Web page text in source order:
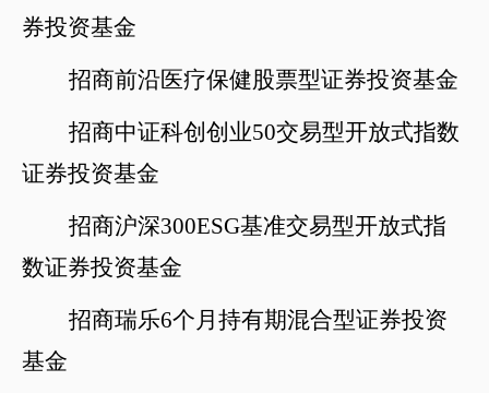
券投资基金
招商前沿医疗保健股票型证券投资基金
招商中证科创创业50交易型开放式指数
证券投资基金
招商沪深300ESG基准交易型开放式指
数证券投资基金
招商瑞乐6个月持有期混合型证券投资
基金